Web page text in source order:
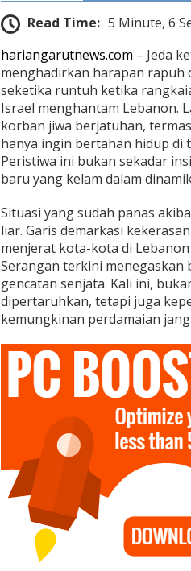
Read Time: 5 Minute, 6
hariangarutnews.com – Jeda
menghadirkan harapan rapuh
seketika runtuh ketika
Israel menghantam Lebanon.
korban jiwa berjatuhan,
hanya ingin bertahan hidup di
Peristiwa ini bukan sekadar
baru yang kelam dalam
Situasi yang sudah panas
liar. Garis demarkasi
menjerat kota-kota di
Serangan terkini menegaskan
gencatan senjata. Kali ini,
dipertaruhkan, tetapi juga
kemungkinan perdamaian